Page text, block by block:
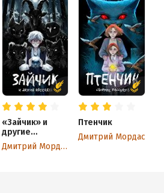
«Зайчик» и
другие
рассказы
Дмитрий Мордас
Птенчик
Дмитрий Мордас